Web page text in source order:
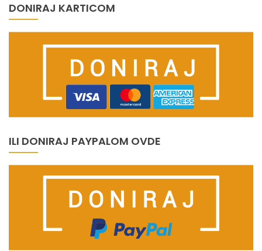
DONIRAJ KARTICOM
ILI DONIRAJ PAYPALOM OVDE